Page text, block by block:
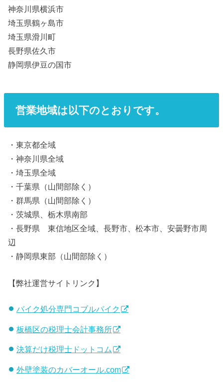
神奈川県横浜市
埼玉県鶴ヶ島市
埼玉県滑川町
長野県佐久市
静岡県伊豆の国市
営業地域は以下のとおりです。
・東京都全域
・神奈川県全域
・埼玉県全域
・千葉県（山間部除く）
・群馬県（山間部除く）
・茨城県、栃木県南部
・長野県 東信地区全域、長野市、松本市、安曇野市周
辺
・静岡県東部（山間部除く）
【弊社運営サイトリンク】
バイク処分専門コブルバイク
板橋区の税理士会計事務所
決算だけ税理士ドットコム
外壁塗装のカバーオール.com